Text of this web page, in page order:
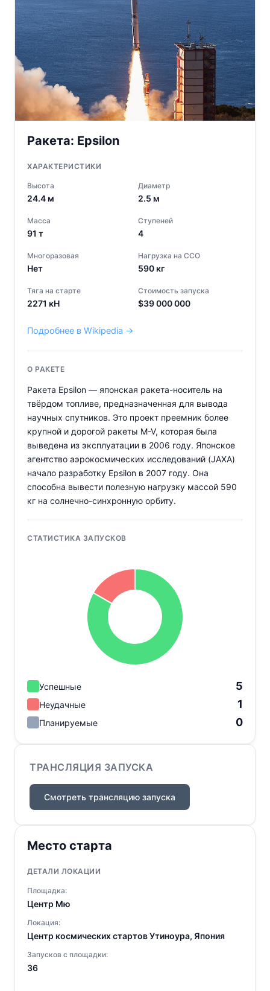
Ракета: Epsilon
ХАРАКТЕРИСТИКИ
Высота
24.4 м
Диаметр
2.5 м
Масса
91 т
Ступеней
4
Многоразовая
Нет
Нагрузка на ССО
590 кг
Тяга на старте
2271 кН
Стоимость запуска
$39 000 000
Подробнее в Wikipedia →
О РАКЕТЕ
Ракета Epsilon — японская ракета-носитель на
твёрдом топливе, предназначенная для вывода
научных спутников. Это проект преемник более
крупной и дорогой ракеты M-V, которая была
выведена из эксплуатации в 2006 году. Японское
агентство аэрокосмических исследований (JAXA)
начало разработку Epsilon в 2007 году. Она
способна вывести полезную нагрузку массой 590
кг на солнечно-синхронную орбиту.
СТАТИСТИКА ЗАПУСКОВ
Успешные 5
Неудачные 1
Планируемые 0
ТРАНСЛЯЦИЯ ЗАПУСКА
Смотреть трансляцию запуска
Место старта
ДЕТАЛИ ЛОКАЦИИ
Площадка:
Центр Мю
Локация:
Центр космических стартов Утиноура, Япония
Запусков с площадки:
36